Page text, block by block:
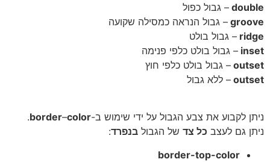
– גבול כפול
– גבול הנראה כמסילה שקועה
– גבול בולט
– גבול בולט כלפי פנימה
– גבול בולט כלפי חוץ
– ללא גבול
לקבוע את צבע הגבול על ידי שימוש ב- border–color
.
גם לעצבכל צדשל הגבולבנפרד:
border-top-color